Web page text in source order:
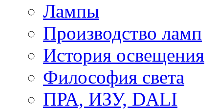
Лампы
Производство ламп
История освещения
Философия света
ПРА, ИЗУ, DALI